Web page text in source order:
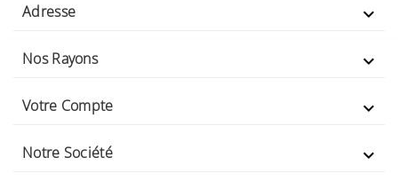
Adresse 
Nos Rayons 
Votre Compte 
Notre Société 